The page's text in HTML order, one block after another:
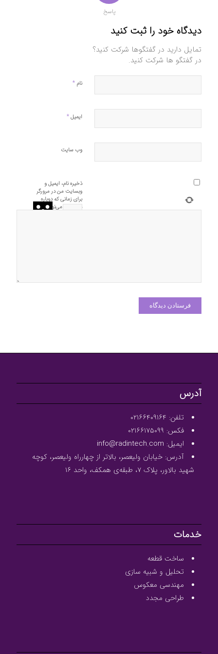
پاسخ
دیدگاه خود را ثبت کنید
تمایل دارید در گفتگوها شرکت کنید؟
در گفتگو ها شرکت کنید.
نام *
ایمیل*
وب‌ سایت
ذخیره نام، ایمیل و
وبسایت من در مرورگر
برای زمانی که دوباره
دیدگاهی می‌نویسم.
+
=
آدرس
تلفن: ۰۲۱۶۶۴۰۹۱۶۴
فکس: ۰۲۱۶۶۱۷۵۰۹۹
ایمیل: info@radintech.com
آدرس: خیابان ولیعصر، بالاتر از چهارراه ولیعصر، کوچه
شهید بالاور، پلاک ۷، طبقه‌ی همکف، واحد ۱۶
خدمات
ساخت قطعه
تحلیل و شبیه سازی
مهندسی معکوس
طراحی مجدد